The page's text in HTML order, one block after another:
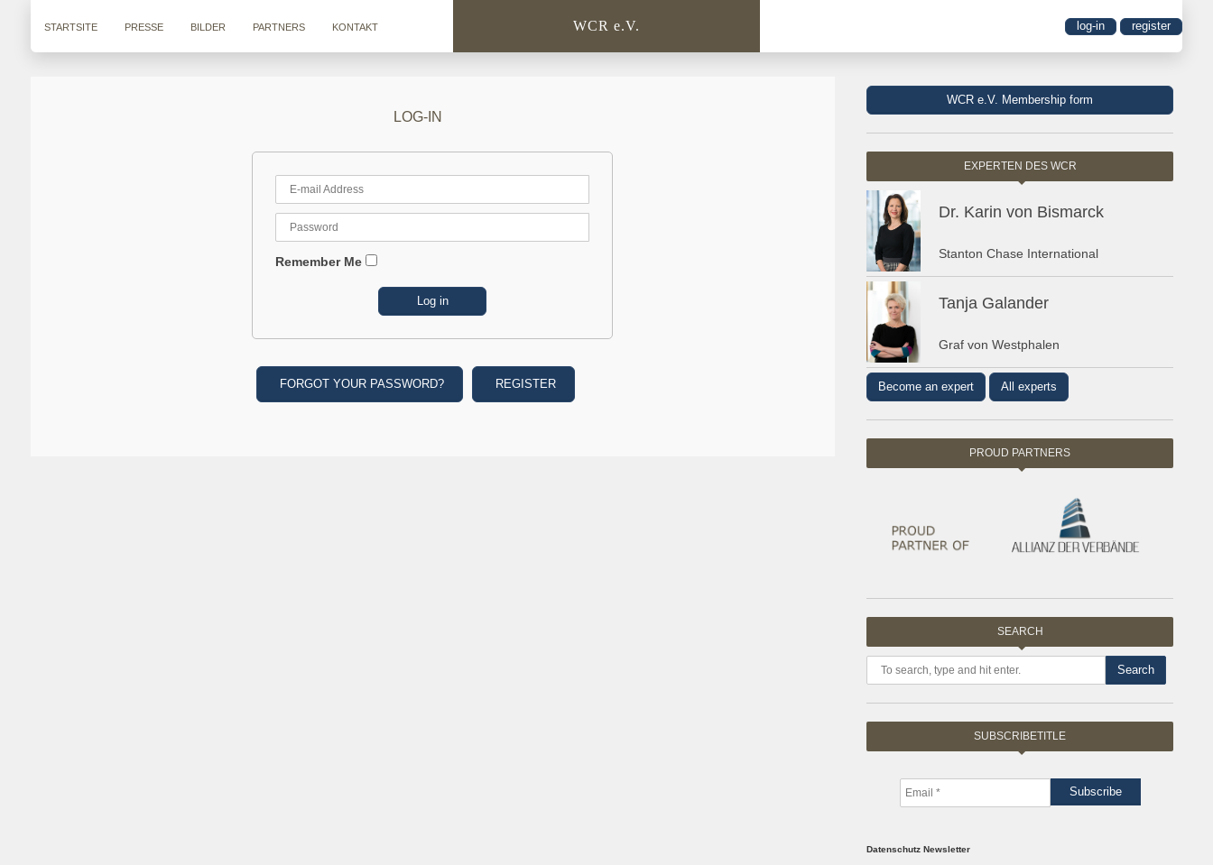
STARTSITE PRESSE BILDER PARTNERS KONTAKT WCR e.V. log-in register
LOG-IN
Remember Me
FORGOT YOUR PASSWORD? REGISTER
WCR e.V. Membership form
EXPERTEN DES WCR
Dr. Karin von Bismarck
Stanton Chase International
Tanja Galander
Graf von Westphalen
Become an expert All experts
PROUD PARTNERS
SEARCH
Search
SUBSCRIBETITLE
Datenschutz Newsletter